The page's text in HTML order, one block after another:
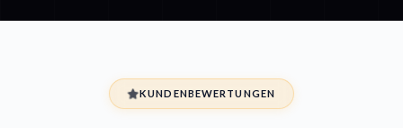
KUNDENBEWERTUNGEN